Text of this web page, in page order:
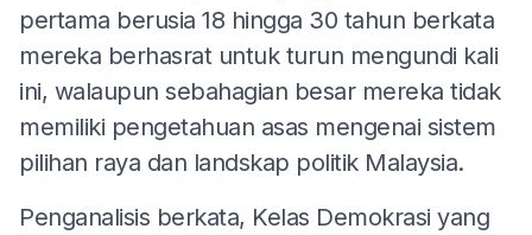
pertama berusia 18 hingga 30 tahun berkata
mereka berhasrat untuk turun mengundi kali
ini, walaupun sebahagian besar mereka tidak
memiliki pengetahuan asas mengenai sistem
pilihan raya dan landskap politik Malaysia.
Penganalisis berkata, Kelas Demokrasi yang